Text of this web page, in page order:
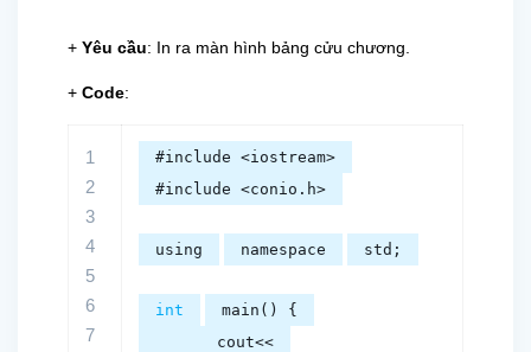
+ Yêu cầu: In ra màn hình bảng cửu chương.
+ Code:
1
2
3
4
5
6
7
#include <iostream>
#include <conio.h>
using namespace std;
int
main() {
cout<<